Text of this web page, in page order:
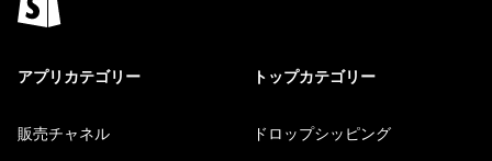
アプリカテゴリー
販売チャネル
トップカテゴリー
ドロップシッピング